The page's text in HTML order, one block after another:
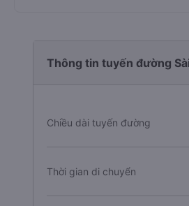
Thông tin tuyến đường
Chiều dài tuyến đường
Thời gian di chuyển